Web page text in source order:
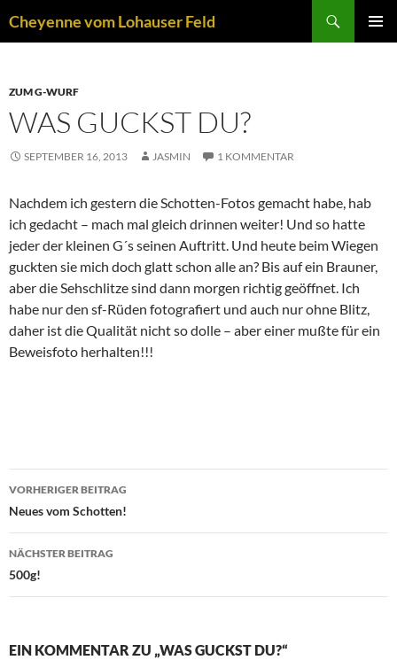
Inhalt
Cheyenne vom Lohauser Feld
ZUM G-WURF
WAS GUCKST DU?
SEPTEMBER 16, 2013 JASMIN 1 KOMMENTAR
Nachdem ich gestern die Schotten-Fotos gemacht habe, hab
ich gedacht – mach mal gleich drinnen weiter! Und so hatte
jeder der kleinen G´s seinen Auftritt. Und heute beim Wiegen
guckten sie mich doch glatt schon alle an? Bis auf ein Brauner,
aber die Sehschlitze sind dann morgen richtig geöffnet. Ich
habe nur den sf-Rüden fotografiert und auch nur ohne Blitz,
daher ist die Qualität nicht so dolle – aber einer mußte für ein
Beweisfoto herhalten!!!
Beitragsnavigation
VORHERIGER BEITRAG
Neues vom Schotten!
NÄCHSTER BEITRAG
500g!
EIN KOMMENTAR ZU „WAS GUCKST DU?“